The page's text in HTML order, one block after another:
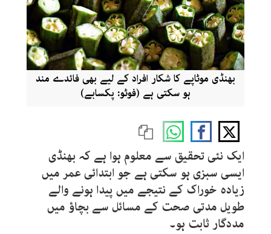
بھنڈی موٹاپے کا شکار افراد کے لیے بھی فائدے مند
ہو سکتی ہے (فوٹو: پکسابے)
ایک نئی تحقیق سے معلوم ہوا ہے کہ بھنڈی
ایسی سبزی ہو سکتی ہے جو ابتدائی عمر میں
زیادہ خوراک کے نتیجے میں پیدا ہونے والے
طویل مدتی صحت کے مسائل سے بچاؤ میں
مددگار ثابت ہو۔